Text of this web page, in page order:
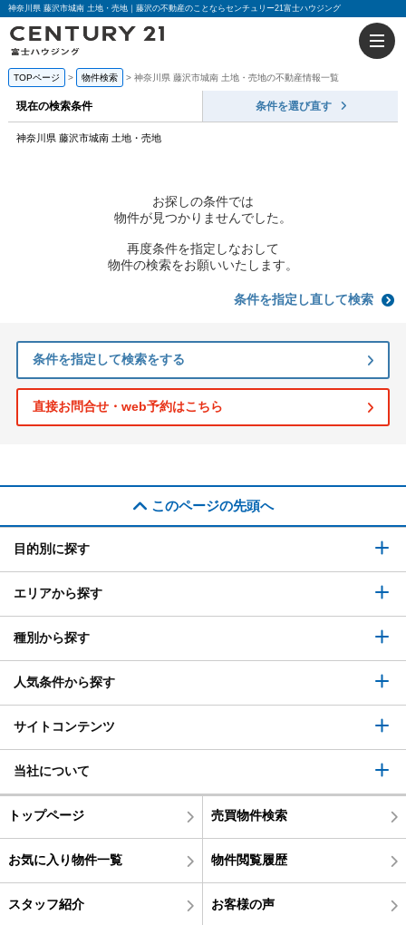
神奈川県 藤沢市城南 土地・売地｜藤沢の不動産のことならセンチュリー21富士ハウジング
TOPページ 物件検索 神奈川県 藤沢市城南 土地・売地の不動産情報一覧
現在の検索条件 条件を選び直す
神奈川県 藤沢市城南 土地・売地
お探しの条件では
物件が見つかりませんでした。
再度条件を指定しなおして
物件の検索をお願いいたします。
条件を指定し直して検索
条件を指定して検索をする
直接お問合せ・web予約はこちら
このページの先頭へ
目的別に探す
エリアから探す
種別から探す
人気条件から探す
サイトコンテンツ
当社について
トップページ 売買物件検索
お気に入り物件一覧 物件閲覧履歴
スタッフ紹介 お客様の声